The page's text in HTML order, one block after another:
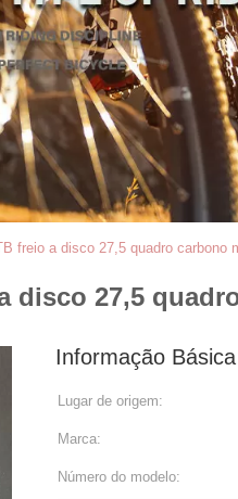
freio a disco 27,5 quadro carbono
disco 27,5
Informação Básica
Lugar de origem:
Marca:
Número do modelo: